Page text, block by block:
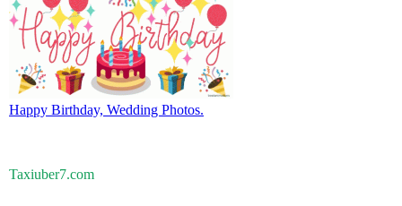
Happy Birthday, Wedding Photos.
Taxiuber7.com